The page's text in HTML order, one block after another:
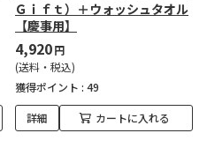
Ｇｉｆｔ）＋ウォッシュタオル
【慶事用】
4,920円
(送料・税込)
獲得ポイント : 49
詳細 カートに入れる